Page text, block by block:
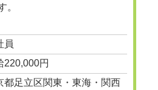
。
員
220,000円
都足立区関東・東海・関西